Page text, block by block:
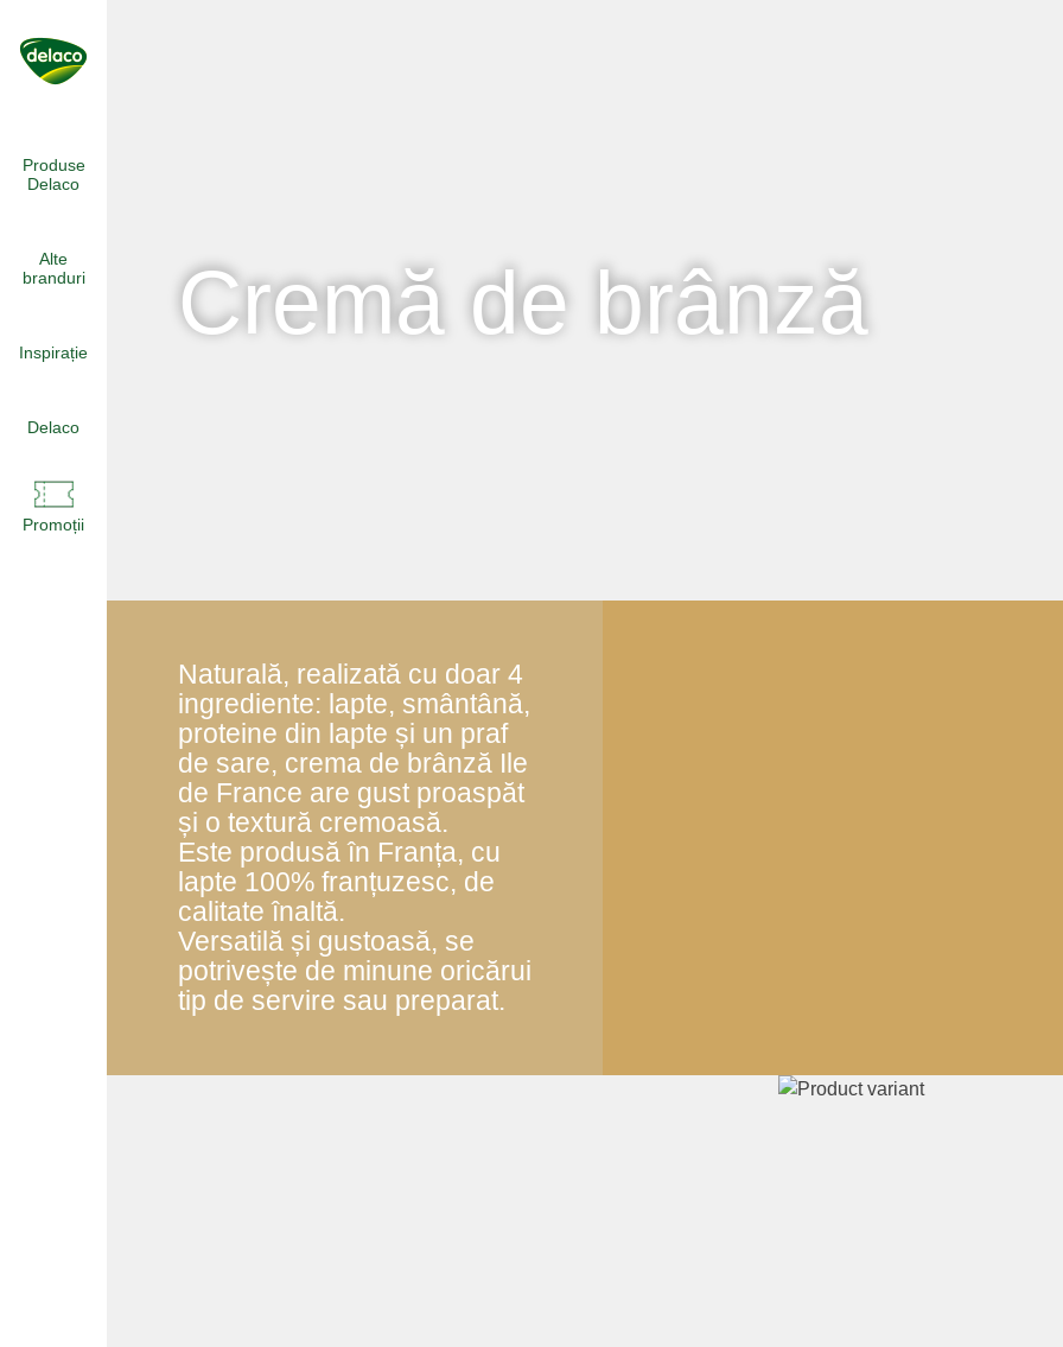
content
Produse
Delaco
Alte
branduri
Inspirație
Delaco
Promoții
Cremă de brânză
Naturală, realizată cu doar 4
ingrediente: lapte, smântână,
proteine din lapte și un praf
de sare, crema de brânză Ile
de France are gust proaspăt
și o textură cremoasă.
Este produsă în Franța, cu
lapte 100% franțuzesc, de
calitate înaltă.
Versatilă și gustoasă, se
potrivește de minune oricărui
tip de servire sau preparat.